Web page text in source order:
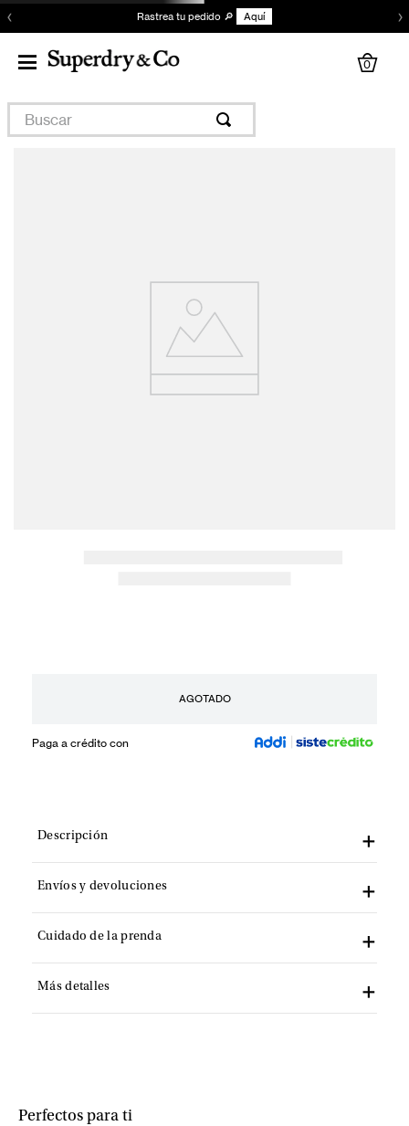
‹ Rastrea tu pedido 🔎 Aquí ›
0
Buscar
AGOTADO
Paga a crédito con
Descripción
Envíos y devoluciones
Cuidado de la prenda
Más detalles
Perfectos para ti